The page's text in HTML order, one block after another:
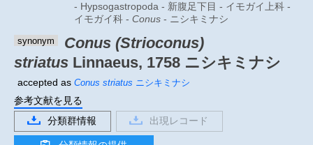
- Hypsogastropoda - 新腹足下目 - イモガイ上科 -
イモガイ科 - Conus - ニシキミナシ
synonym
Conus (Strioconus)
striatus Linnaeus, 1758 ニシキミナシ
accepted as Conus striatus ニシキミナシ
参考文献を見る
分類群情報
出現レコード